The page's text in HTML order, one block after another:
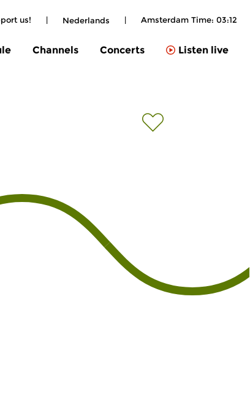
us! | Nederlands | Amsterdam Time: 03:12
Channels Concerts Listen live